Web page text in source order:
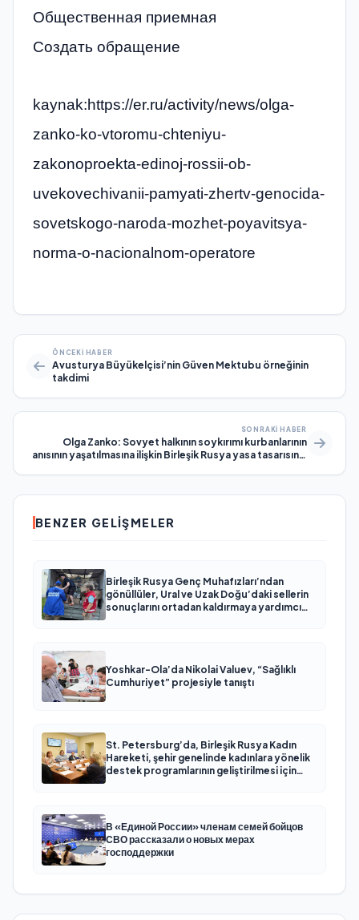
Общественная приемная
Создать обращение
kaynak:https://er.ru/activity/news/olga-
zanko-ko-vtoromu-chteniyu-
zakonoproekta-edinoj-rossii-ob-
uvekovechivanii-pamyati-zhertv-genocida-
sovetskogo-naroda-mozhet-poyavitsya-
norma-o-nacionalnom-operatore
ÖNCEKI HABER
Avusturya Büyükelçisi’nin Güven Mektubu örneğinin
takdimi
SONRAKI HABER
Olga Zanko: Sovyet halkının soykırımı kurbanlarının
anısının yaşatılmasına ilişkin Birleşik Rusya yasa tasarısının
BENZER GELIŞMELER
Birleşik Rusya Genç Muhafızları’ndan
gönüllüler, Ural ve Uzak Doğu’daki sellerin
sonuçlarını ortadan kaldırmaya yardımcı
Yoshkar-Ola’da Nikolai Valuev, “Sağlıklı
Cumhuriyet” projesiyle tanıştı
St. Petersburg’da, Birleşik Rusya Kadın
Hareketi, şehir genelinde kadınlara yönelik
destek programlarının geliştirilmesi için
В «Единой России» членам семей бойцов
СВО рассказали о новых мерах
господдержки